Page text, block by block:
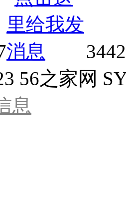
56之家网
息